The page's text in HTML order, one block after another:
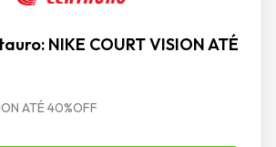
NIKE COURT VISION ATÉ
ATÉ 40%OFF